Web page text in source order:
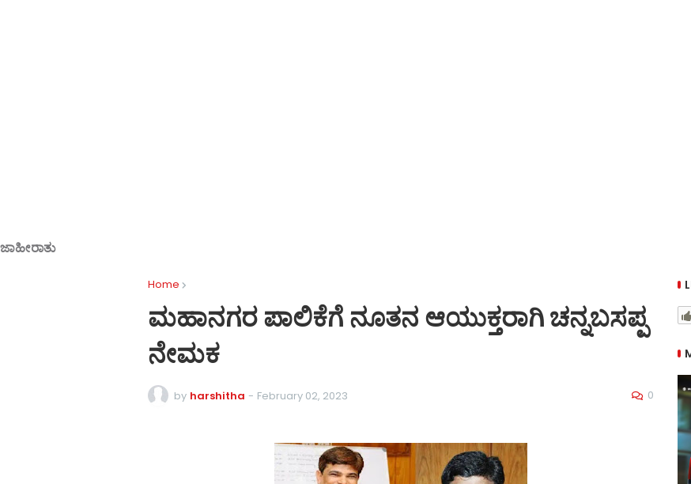
ಜಾಹೀರಾತು
Home
ಮಹಾನಗರ ಪಾಲಿಕೆಗೆ ನೂತನ ಆಯುಕ್ತರಾಗಿ ಚನ್ನಬಸಪ್ಪ
ನೇಮಕ
by harshitha - February 02, 2023 0